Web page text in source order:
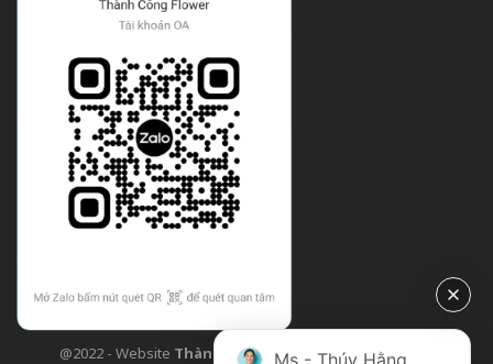
@2022 - Website Thành Công Flower| Design bởi
Ms - Thúy Hằng